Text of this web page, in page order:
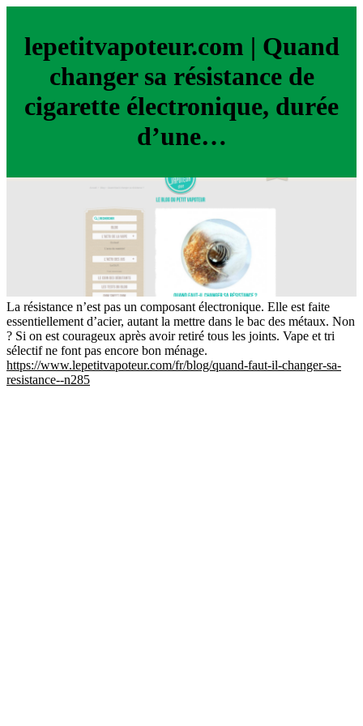
lepetitvapoteur.com | Quand
changer sa résistance de
cigarette électronique, durée
d’une…
La résistance n’est pas un composant électronique. Elle est faite
essentiellement d’acier, autant la mettre dans le bac des métaux. Non
? Si on est courageux après avoir retiré tous les joints. Vape et tri
sélectif ne font pas encore bon ménage.
https://www.lepetitvapoteur.com/fr/blog/quand-faut-il-changer-sa-
resistance--n285